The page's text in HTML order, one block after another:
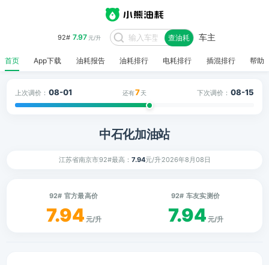
92# 7.97元/升 查油耗 车主
首页 App下载 油耗报告 油耗排行 电耗排行 插混排行 帮助
上次调价： 08-01 还有7天 下次调价： 08-15
中石化加油站
江苏省南京市92#最高： 7.94元/升2026年8月08日
92# 官方最高价
7.94 元/升
92# 车友实测价
7.94 元/升